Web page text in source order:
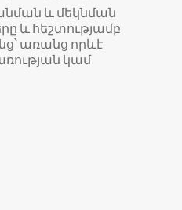
և մեկնման
և հեշտությամբ
առանց որևէ
կամ